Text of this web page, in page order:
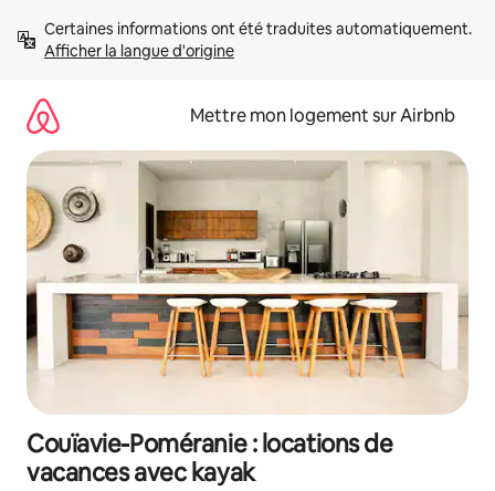
directement
Afficher la langue d'origine
Mettre mon logement sur Airbnb
Couïavie-Poméranie : locations de
vacances avec kayak